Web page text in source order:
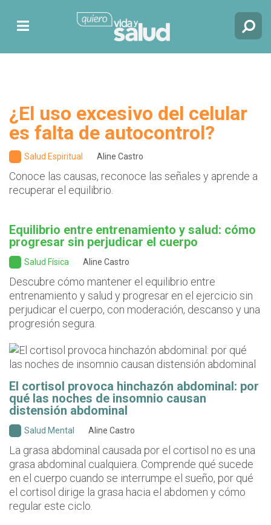
¿El uso excesivo del celular
es falta de autocontrol?
Salud Espiritual Aline Castro
Conoce las causas, reconoce las señales y aprende a
recuperar el equilibrio.
Equilibrio entre entrenamiento y salud: cómo
progresar sin perjudicar el cuerpo
Salud Física Aline Castro
Descubre cómo mantener el equilibrio entre
entrenamiento y salud y progresar en el ejercicio sin
perjudicar el cuerpo, con moderación, descanso y una
progresión segura.
El cortisol provoca hinchazón abdominal: por
qué las noches de insomnio causan
distensión abdominal
Salud Mental Aline Castro
La grasa abdominal causada por el cortisol no es una
grasa abdominal cualquiera. Comprende qué sucede
en el cuerpo cuando se interrumpe el sueño, por qué
el cortisol dirige la grasa hacia el abdomen y cómo
regular este ciclo.